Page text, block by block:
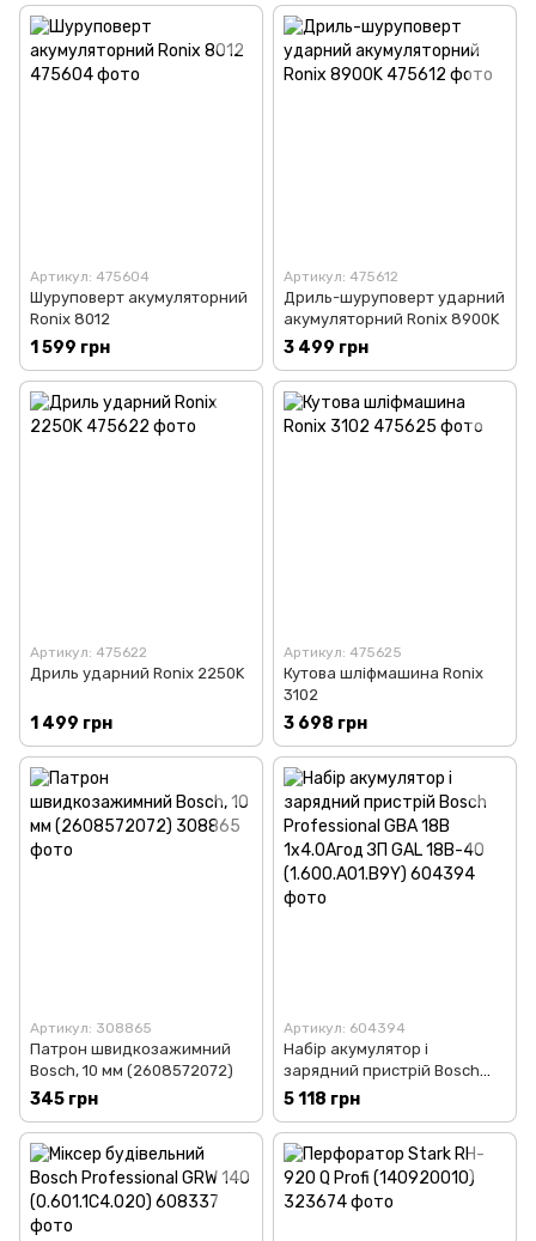
Артикул: 475604
Шуруповерт акумуляторний
Ronix 8012
1 599 грн
Артикул: 475612
Дриль-шуруповерт ударний
акумуляторний Ronix 8900K
3 499 грн
Артикул: 475622
Дриль ударний Ronix 2250K
1 499 грн
Артикул: 475625
Кутова шліфмашина Ronix
3102
3 698 грн
Артикул: 308865
Патрон швидкозажимний
Bosch, 10 мм (2608572072)
345 грн
Артикул: 604394
Набір акумулятор і
зарядний пристрій Bosch
Professional GBA 18В
1х4.0Агод ЗП GAL 18В-40
(1.600.A01.B9Y)
5 118 грн